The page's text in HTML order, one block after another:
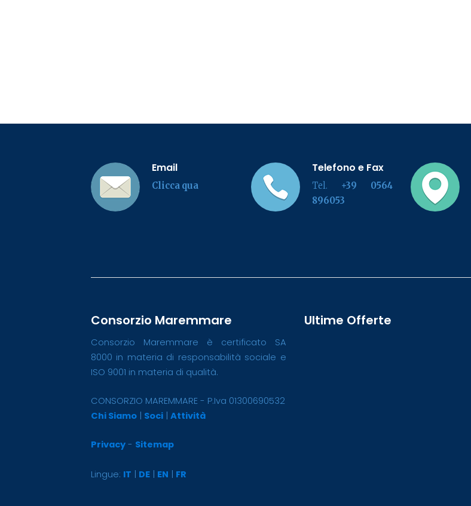
Email
Clicca qua
Telefono e Fax
Tel. +39 0564
896053
Consorzio Maremmare
Consorzio Maremmare è certificato SA
8000 in materia di responsabilità sociale e
ISO 9001 in materia di qualità.
CONSORZIO MAREMMARE - P.Iva 01300690532
Chi Siamo
Soci Attività
Privacy - Sitemap
Lingue: IT DE EN FR
Ultime Offerte